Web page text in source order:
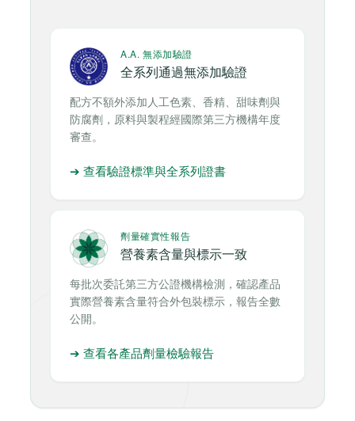
A.A. 無添加驗證
全系列通過無添加驗證
配方不額外添加人工色素、香精、甜味劑與
防腐劑，原料與製程經國際第三方機構年度
審查。
➔ 查看驗證標準與全系列證書
劑量確實性報告
營養素含量與標示一致
每批次委託第三方公證機構檢測，確認產品
實際營養素含量符合外包裝標示，報告全數
公開。
➔ 查看各產品劑量檢驗報告